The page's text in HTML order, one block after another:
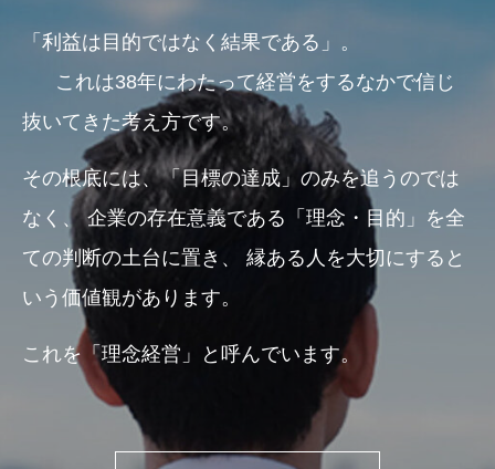
「利益は目的ではなく結果である」。
これは38年にわたって経営をするなかで信じ
抜いてきた考え方です。
その根底には、「目標の達成」のみを追うのでは
なく、企業の存在意義である「理念・目的」を全
ての判断の土台に置き、
縁ある人を大切にすると
いう価値観があります。
これを「理念経営」と呼んでいます。